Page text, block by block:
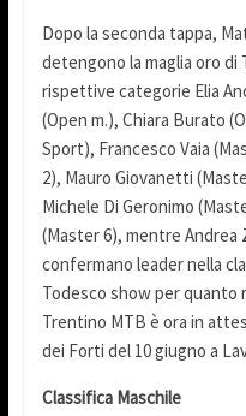
Dopo la seconda tappa,
detengono la maglia oro
rispettive categorie Elia
(Open m.), Chiara Burato
Sport), Francesco Vaia
2), Mauro Giovanetti
Michele Di Geronimo
(Master 6), mentre Andrea
confermano leader nella
Todesco show per quanto
Trentino MTB è ora in
dei Forti del 10 giugno a
Classifica Maschile